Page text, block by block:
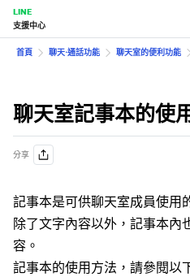
LINE
支援中心
首頁 聊天⋅通話功能 聊天室的便利功能
聊天室記事本的使
分享
記事本是可供聊天室成員使用
除了文字內容以外，記事本內
容。
記事本的使用方法，請參閱以